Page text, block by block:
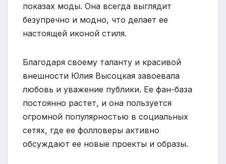
показах моды. Она всегда выглядит
безупречно и модно, что делает ее
настоящей иконой стиля.
Благодаря своему таланту и красивой
внешности Юлия Высоцкая завоевала
любовь и уважение публики. Ее фан-база
постоянно растет, и она пользуется
огромной популярностью в социальных
сетях, где ее фолловеры активно
обсуждают ее новые проекты и образы.